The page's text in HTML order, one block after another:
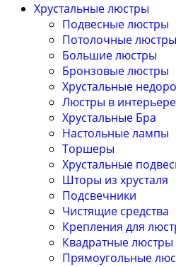
Хрустальные люстры
Подвесные люстры
Потолочные люстры
Большие люстры
Бронзовые люстры
Хрустальные
Люстры в интерьере
Хрустальные Бра
Настольные лампы
Торшеры
Хрустальные
Шторы из хрусталя
Подсвечники
Чистящие средства
Крепления для
Квадратные люстры
Прямоугольные